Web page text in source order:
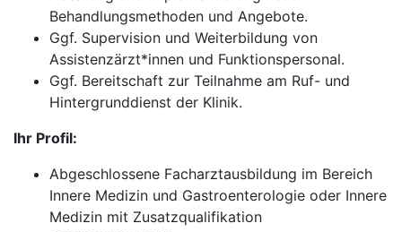
Behandlungsmethoden und Angebote.
Ggf. Supervision und Weiterbildung von
Assistenzärzt*innen und Funktionspersonal.
Ggf. Bereitschaft zur Teilnahme am Ruf- und
Hintergrunddienst der Klinik.
Ihr Profil:
Abgeschlossene Facharztausbildung im Bereich
Innere Medizin und Gastroenterologie oder Innere
Medizin mit Zusatzqualifikation